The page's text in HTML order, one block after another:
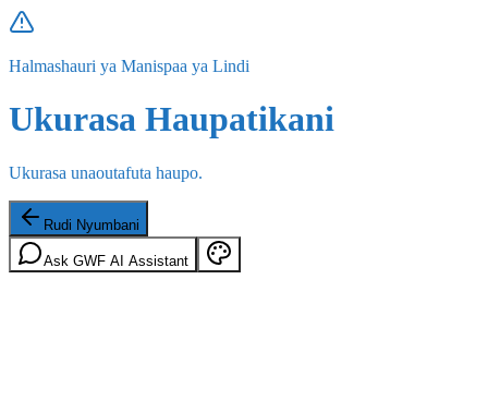
Halmashauri ya Manispaa ya Lindi
Ukurasa Haupatikani
Ukurasa unaoutafuta haupo.
Rudi Nyumbani
Ask GWF AI Assistant